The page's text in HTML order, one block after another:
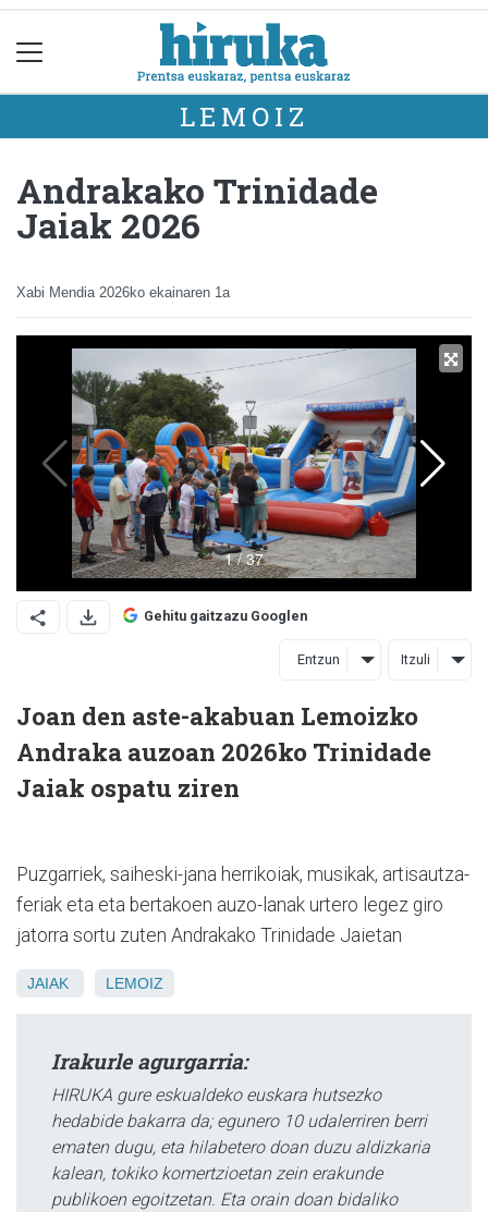
LEMOIZ
Andrakako Trinidade
Jaiak 2026
Xabi Mendia 2026ko ekainaren 1a
Gehitu gaitzazu Googlen
Entzun Itzuli
Joan den aste-akabuan Lemoizko
Andraka auzoan 2026ko Trinidade
Jaiak ospatu ziren
Puzgarriek, saiheski-jana herrikoiak, musikak, artisautza-
feriak eta eta bertakoen auzo-lanak urtero legez giro
jatorra sortu zuten Andrakako Trinidade Jaietan
JAIAK LEMOIZ
Irakurle agurgarria:
HIRUKA gure eskualdeko euskara hutsezko
hedabide bakarra da; egunero 10 udalerriren berri
ematen dugu, eta hilabetero doan duzu aldizkaria
kalean, tokiko komertzioetan zein erakunde
publikoen egoitzetan. Eta orain doan bidaliko